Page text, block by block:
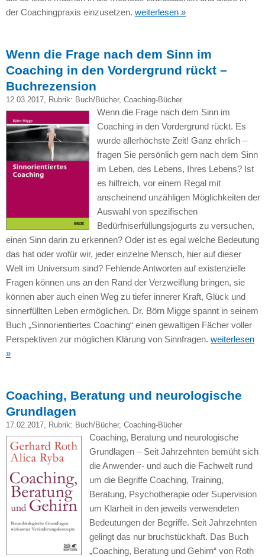
der Coachingpraxis einzusetzen. weiterlesen »
Wenn die Frage nach dem Sinn im
Coaching in den Vordergrund rückt –
Buchrezension
12.03.2017, Rubrik: Buch/Bücher, Coaching-Bücher
Wenn die Frage nach dem Sinn im
Coaching in den Vordergrund rückt. Es
wurde allerhöchste Zeit! Ganz ehrlich –
fragen Sie persönlich gern nach dem Sinn
im Leben, des Lebens, Ihres Lebens? Ist
es hilfreich, vor einem Regal mit
anscheinend unzähligen Möglichkeiten der
Auswahl von spezifischen
Bedürfniserfüllungsjogurts zu versuchen,
einen Sinn darin zu erkennen? Oder ist es egal welche Bedeutung
das hat oder wofür wir, jeder einzelne Mensch, hier auf dieser
Welt im Universum sind? Fehlende Antworten auf existenzielle
Fragen können uns an den Rand der Verzweiflung bringen, sie
können aber auch einen Weg zu tiefer innerer Kraft, Glück und
sinnerfüllten Leben ermöglichen. Dr. Börn Migge spannt in seinem
Buch „Sinnorientiertes Coaching“ einen gewaltigen Fächer voller
Perspektiven zur möglichen Klärung von Sinnfragen. weiterlesen
»
Coaching, Beratung und neurologische
Grundlagen
17.02.2017, Rubrik: Buch/Bücher, Coaching-Bücher
Coaching, Beratung und neurologische
Grundlagen – Seit Jahrzehnten bemüht sich
die Anwender- und auch die Fachwelt rund
um die Begriffe Coaching, Training,
Beratung, Psychotherapie oder Supervision
um Klarheit in den jeweils verwendeten
Bedeutungen der Begriffe. Seit Jahrzehnten
gelingt das nur bruchstückhaft. Das Buch
„Coaching, Beratung und Gehirn“ von Roth